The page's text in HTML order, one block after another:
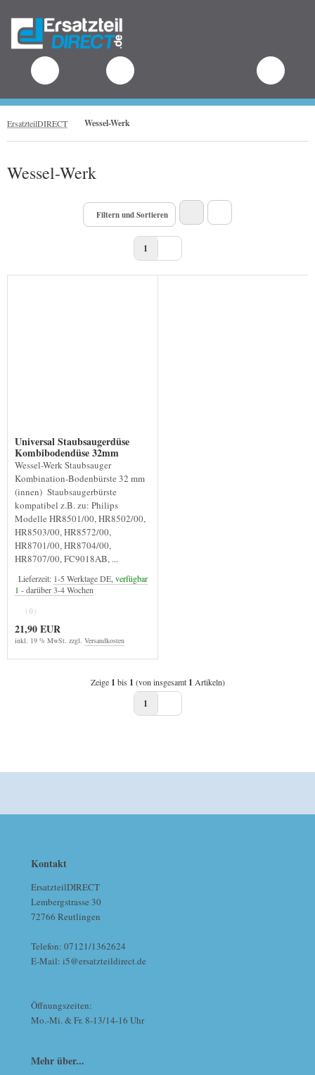
ErsatzteilDIRECT Wessel-Werk
Wessel-Werk
Filtern und Sortieren
1
Universal Staubsaugerdüse
Kombibodendüse 32mm
Wessel-Werk Staubsauger
Kombination-Bodenbürste 32 mm
(innen) Staubsaugerbürste
kompatibel z.B. zu: Philips
Modelle HR8501/00, HR8502/00,
HR8503/00, HR8572/00,
HR8701/00, HR8704/00,
HR8707/00, FC9018AB, ...
Lieferzeit: 1-5 Werktage DE, verfügbar
1 - darüber 3-4 Wochen
(0)
21,90 EUR
inkl. 19 % MwSt. zzgl. Versandkosten
Zeige 1 bis 1 (von insgesamt 1 Artikeln)
1
Kontakt
ErsatzteilDIRECT
Lembergstrasse 30
72766 Reutlingen
Telefon: 07121/1362624
E-Mail: i5@ersatzteildirect.de
Öffnungszeiten:
Mo.-Mi. & Fr. 8-13/14-16 Uhr
Mehr über...